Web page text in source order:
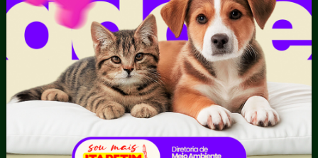
Símbolos Municipais
Vice-Prefeito
Secretarias
Administração e Finanças
Agricultura e Meio ambiente
Assistência Social
Comunicação
Cultura e Turismo